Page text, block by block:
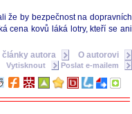
že by bezpečnost na dopravních
cena kovů láká lotry, kteří se ani
články autora
O autorovi
Vytisknout Poslat e-mailem